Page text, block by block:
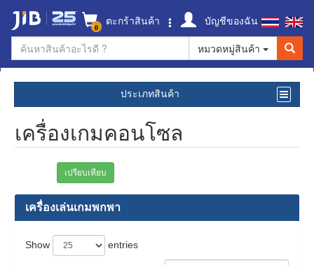
0 ตะกร้าสินค้า
บัญชีของฉัน
หมวดหมู่สินค้า
ประเภทสินค้า
เครื่องเกมคอนโซล
เปรียบเทียบ
เครื่องเล่นเกมพกพา
Show entries